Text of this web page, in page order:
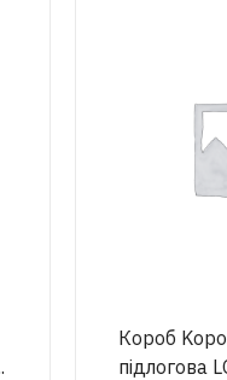
Короб
підлогова